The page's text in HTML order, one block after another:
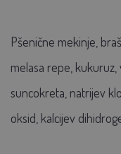
Pšenične mekinje,
melasa repe, kukuruz,
suncokreta, natrijev
oksid, kalcijev